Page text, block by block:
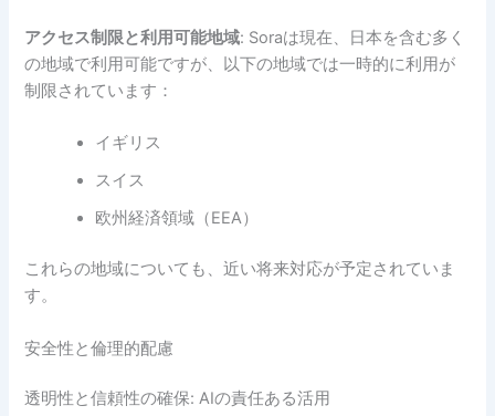
アクセス制限と利用可能地域: Soraは現在、日本を含む多く
の地域で利用可能ですが、以下の地域では一時的に利用が
制限されています：
イギリス
スイス
欧州経済領域（EEA）
これらの地域についても、近い将来対応が予定されていま
す。
安全性と倫理的配慮
透明性と信頼性の確保: AIの責任ある活用